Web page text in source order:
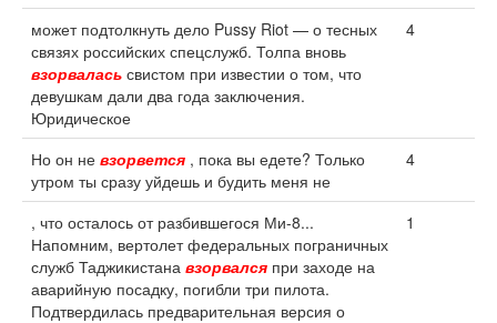
может подтолкнуть дело Pussy Riot — о тесных
связях российских спецслужб. Толпа вновь
взорвалась свистом при известии о том, что
девушкам дали два года заключения.
Юридическое
4
Но он не взорвется , пока вы едете? Только
утром ты сразу уйдешь и будить меня не
4
, что осталось от разбившегося Ми-8...
Напомним, вертолет федеральных пограничных
служб Таджикистана взорвался при заходе на
аварийную посадку, погибли три пилота.
Подтвердилась предварительная версия о
1